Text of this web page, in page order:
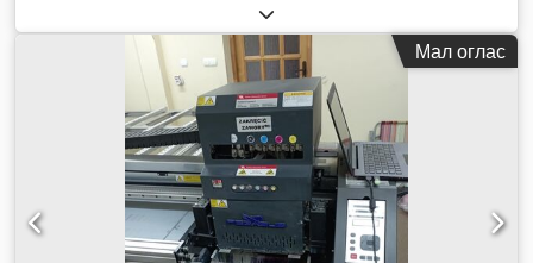
Мал оглас